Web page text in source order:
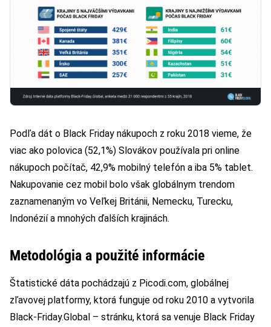
Podľa dát o Black Friday nákupoch z roku 2018 vieme, že
viac ako polovica (52,1%) Slovákov používala pri online
nákupoch počítač, 42,9% mobilný telefón a iba 5% tablet.
Nakupovanie cez mobil bolo však globálnym trendom
zaznamenaným vo Veľkej Británii, Nemecku, Turecku,
Indonézií a mnohých ďalších krajinách.
Metodológia a použité informácie
Štatistické dáta pochádzajú z Picodi.com, globálnej
zľavovej platformy, ktorá funguje od roku 2010 a vytvorila
Black-Friday.Global – stránku, ktorá sa venuje Black Friday